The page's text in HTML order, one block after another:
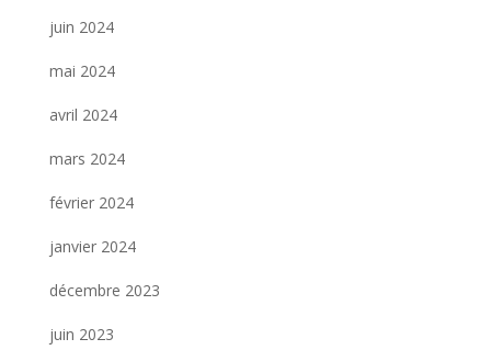
juin 2024
mai 2024
avril 2024
mars 2024
février 2024
janvier 2024
décembre 2023
juin 2023